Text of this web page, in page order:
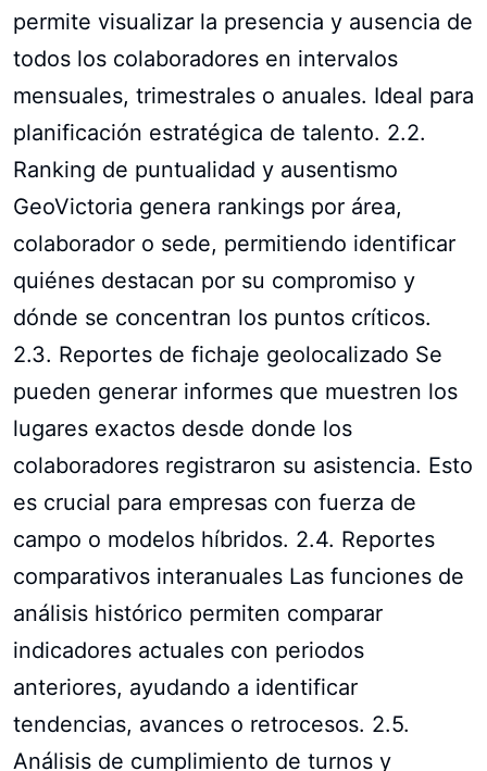
permite visualizar la presencia y ausencia de
todos los colaboradores en intervalos
mensuales, trimestrales o anuales. Ideal para
planificación estratégica de talento. 2.2.
Ranking de puntualidad y ausentismo
GeoVictoria genera rankings por área,
colaborador o sede, permitiendo identificar
quiénes destacan por su compromiso y
dónde se concentran los puntos críticos.
2.3. Reportes de fichaje geolocalizado Se
pueden generar informes que muestren los
lugares exactos desde donde los
colaboradores registraron su asistencia. Esto
es crucial para empresas con fuerza de
campo o modelos híbridos. 2.4. Reportes
comparativos interanuales Las funciones de
análisis histórico permiten comparar
indicadores actuales con periodos
anteriores, ayudando a identificar
tendencias, avances o retrocesos. 2.5.
Análisis de cumplimiento de turnos y